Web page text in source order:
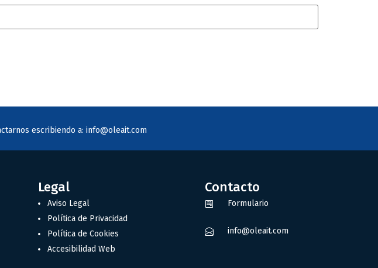
escribiendo a: info@oleait.com
Legal
Aviso Legal
Política de Privacidad
Política de Cookies
Accesibilidad Web
Contacto
Formulario
info@oleait.com